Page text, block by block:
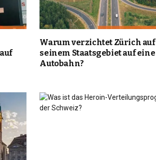
Warum verzichtet Zürich auf
seinem Staatsgebiet auf eine
Autobahn?